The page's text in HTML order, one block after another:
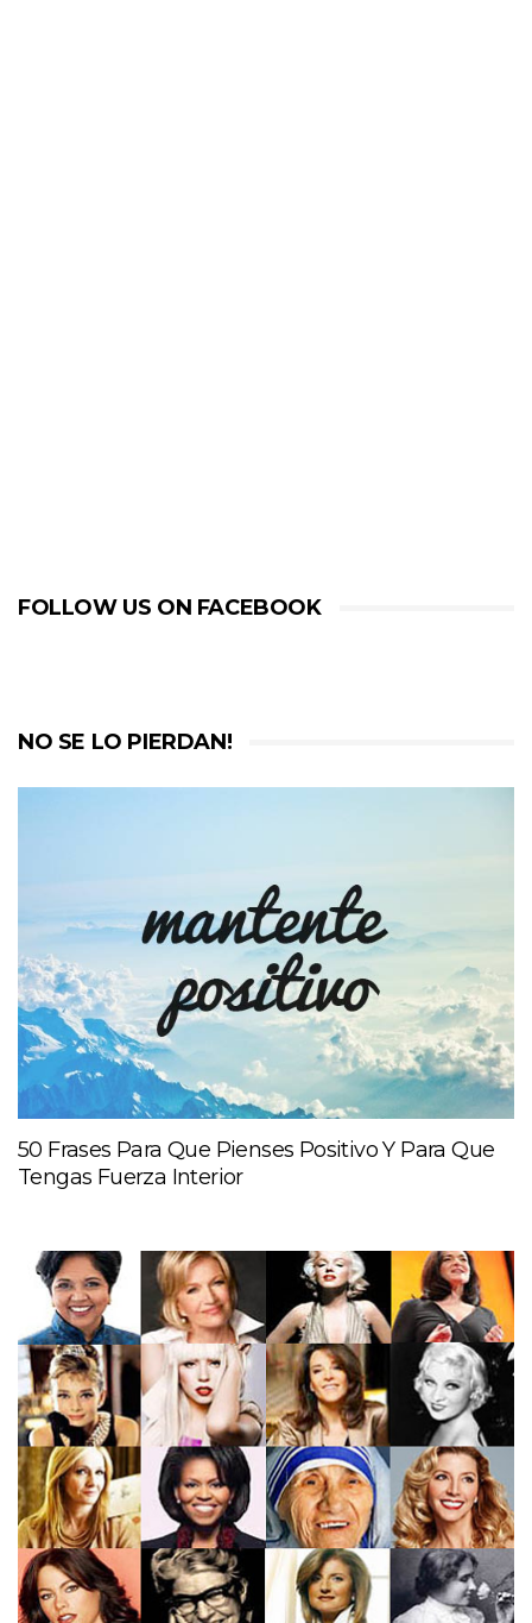
FOLLOW US ON FACEBOOK
NO SE LO PIERDAN!
50 Frases Para Que Pienses Positivo Y Para Que
Tengas Fuerza Interior